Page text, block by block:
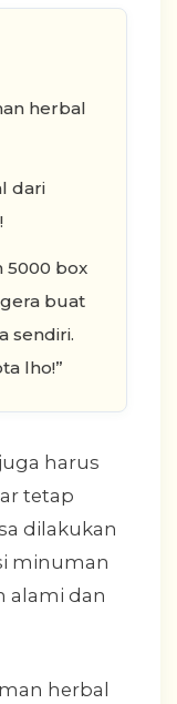
herbal
dari
5000 box
buat
sendiri.
lho!”
harus
tetap
dilakukan
minuman
alami dan
herbal